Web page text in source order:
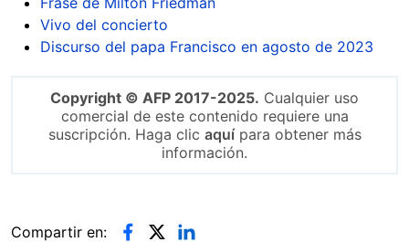
Vivo del concierto
Discurso del papa Francisco en agosto de 2023
Copyright © AFP 2017-2025. Cualquier uso
comercial de este contenido requiere una
suscripción. Haga clic aquípara obtener más
información.
Compartir en: